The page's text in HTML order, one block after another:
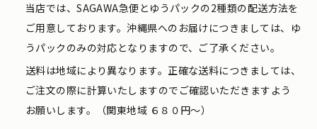
当店では、SAGAWA急便とゆうパックの2種類の配送方法を
ご用意しております。沖縄県へのお届けにつきましては、ゆ
うパックのみの対応となりますので、ご了承ください。
送料は地域により異なります。正確な送料につきましては、
ご注文の際に計算いたしますのでご確認いただきますよう
お願いします。（関東地域 ６８０円〜）